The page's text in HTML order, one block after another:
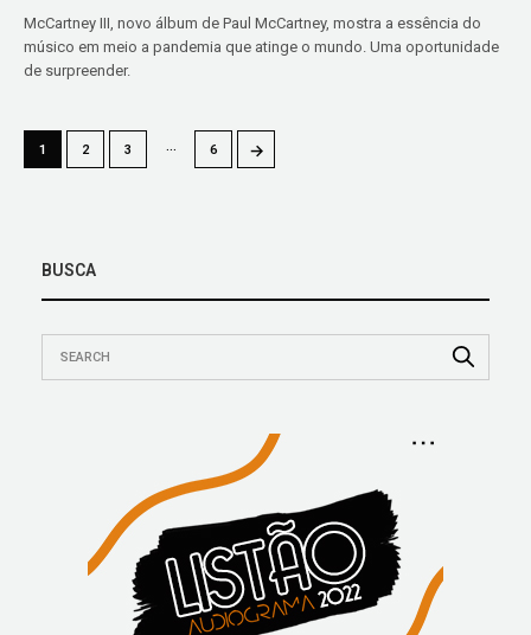
McCartney III, novo álbum de Paul McCartney, mostra a essência do
músico em meio a pandemia que atinge o mundo. Uma oportunidade
de surpreender.
1 2 3 … 6 →
BUSCA